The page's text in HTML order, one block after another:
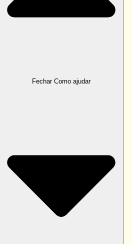
Fechar Como ajudar